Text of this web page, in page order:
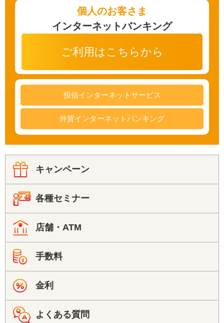
個人のお客さま
インターネットバンキング
ご利用はこちらから
投信インターネットサービス
外貨インターネットバンキング
キャンペーン
各種セミナー
店舗・ATM
手数料
金利
よくある質問